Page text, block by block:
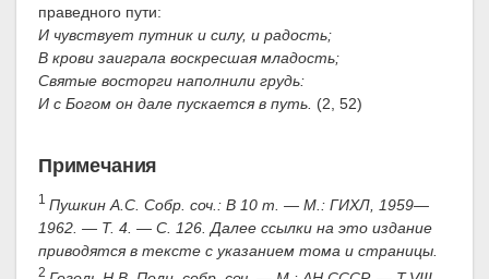
праведного пути:
И чувствует путник и силу, и радость;
В крови заиграла воскресшая младость;
Святые восторги наполнили грудь:
И с Богом он дале пускается в путь. (2, 52)
Примечания
1 Пушкин А.С. Собр. соч.: В 10 т. — М.: ГИХЛ, 1959—
1962. — Т. 4. — С. 126. Далее ссылки на это издание
приводятся в тексте с указанием тома и страницы.
2